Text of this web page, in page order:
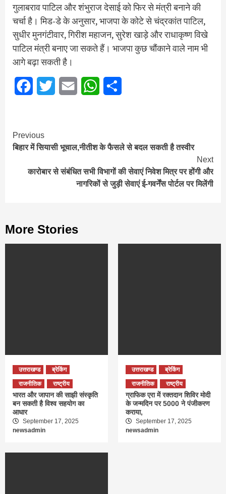
गुलाबराव पाटिल और शंभुराज देसाई को फिर से मंत्री बनाने की
चर्चा है। मिड-डे के अनुसार, भाजपा के कोटे से चंद्रकांत पाटिल,
सुधीर मुनगंटीवार, गिरीश महाजन, सुरेश खाड़े और राधाकृष्ण विखे
पाटिल मंत्री बनाए जा सकते हैं। भाजपा कुछ चौंकाने वाले नाम भी
आगे बढ़ा सकती है।
FacebookTwitter Email WhatsApp
Continue
Reading
Previous
बिहार में सियासी भूचाल,नीतीश के फैसले से बदल सकती है तस्‍वीर
Next
कारोबार से संबंधित सभी विभागों की सेवाएं निवेश मित्र पर होंगी और
नागरिकों से जुड़ी सेवाएं ई-गवर्नेंस पोर्टल पर मिलेंगी
More Stories
उत्तराखण्ड
ब्रेकिंग
राजनीतिक
राष्ट्रीय
भारत और जापान की साझी संस्कृति
बन सकती है विश्व सहयोग का
आधार
September 17, 2025
newsadmin
उत्तराखण्ड
ब्रेकिंग
राजनीतिक
राष्ट्रीय
ग्राफिक एरा में रक्तदान शिविर मोदी
के जन्मदिन पर 5000 ने पंजीकरण
कराया,
September 17, 2025
newsadmin